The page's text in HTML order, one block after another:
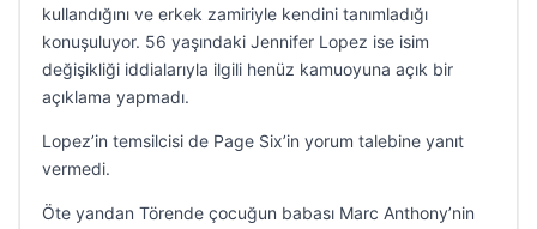
kullandığını ve erkek zamiriyle kendini tanımladığı
konuşuluyor. 56 yaşındaki Jennifer Lopez ise isim
değişikliği iddialarıyla ilgili henüz kamuoyuna açık bir
açıklama yapmadı.
Lopez’in temsilcisi de Page Six’in yorum talebine yanıt
vermedi.
Öte yandan Törende çocuğun babası Marc Anthony’nin